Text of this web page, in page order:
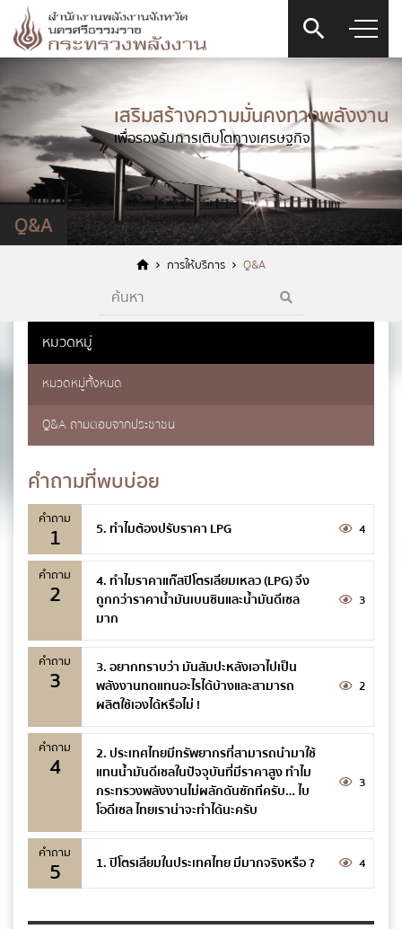
เสริมสร้างความมั่นคงทางพลังงาน
เพื่อรองรับการเติบโตทางเศรษฐกิจ
Q&A
การให้บริการ Q&A
หมวดหมู่
หมวดหมู่ทั้งหมด
Q&A ถามตอบจากประชาชน
คำถามที่พบบ่อย
คำถาม
1 5. ทำไมต้องปรับราคา LPG 4
คำถาม
2
4. ทำไมราคาแก๊สปิโตรเลียมเหลว (LPG) จึง
ถูกกว่าราคาน้ำมันเบนซินและน้ำมันดีเซล
มาก
3
คำถาม
3
3. อยากทราบว่า มันสัมปะหลังเอาไปเป็น
พลังงานทดแทนอะไรได้บ้างและสามารถ
ผลิตใช้เองได้หรือไม่ !
2
คำถาม
4
2. ประเทศไทยมีทรัพยากรที่สามารถนำมาใช้
แทนน้ำมันดีเซลในปัจจุบันที่มีราคาสูง ทำไม
กระทรวงพลังงานไม่ผลักดันซักทีครับ… ไบ
โอดีเซล ไทยเราน่าจะทำได้นะครับ
3
คำถาม
5 1. ปิโตรเลียมในประเทศไทย มีมากจริงหรือ ? 4
แบบฟอร์มการติดต่อ
นามสกุล
เบอร์โทรศัพท์
*